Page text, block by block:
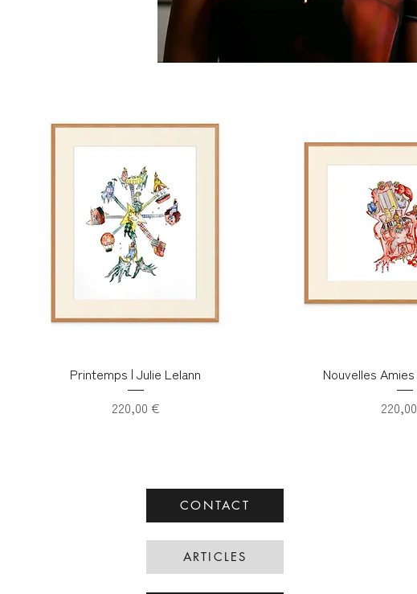
Printemps | Julie Lelann
Prix
220,00 €
Nouvelles
Prix
CONTACT
ARTICLES